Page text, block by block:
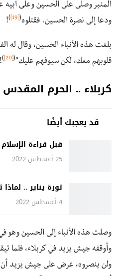
المنبر وصلى على الحسين وعلى أبيه
ودعا إلى نصرة الحسين. فقتلوه(
[19]
)
!
بلغت هذه الأنباء الحسين، وقال له
قلوبهم معك، لكن سيوفهم عليك”(
[20]
)
!
كربلاء .. الحرم المقدس
قد يعجبك أيضًا
قبل قراءة الإسلام
25 أغسطس 2022
ثورة يناير ..
4 أغسطس 2022
وصلت هذه الأنباء إلى الحسين وهو
وأوقفه جيش يزيد في كربلاء، فلما
ولن ينصروه، عرض على جيش يزيد